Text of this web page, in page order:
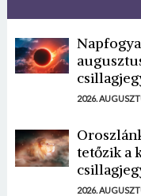
2026.
tetőzik a
2026.